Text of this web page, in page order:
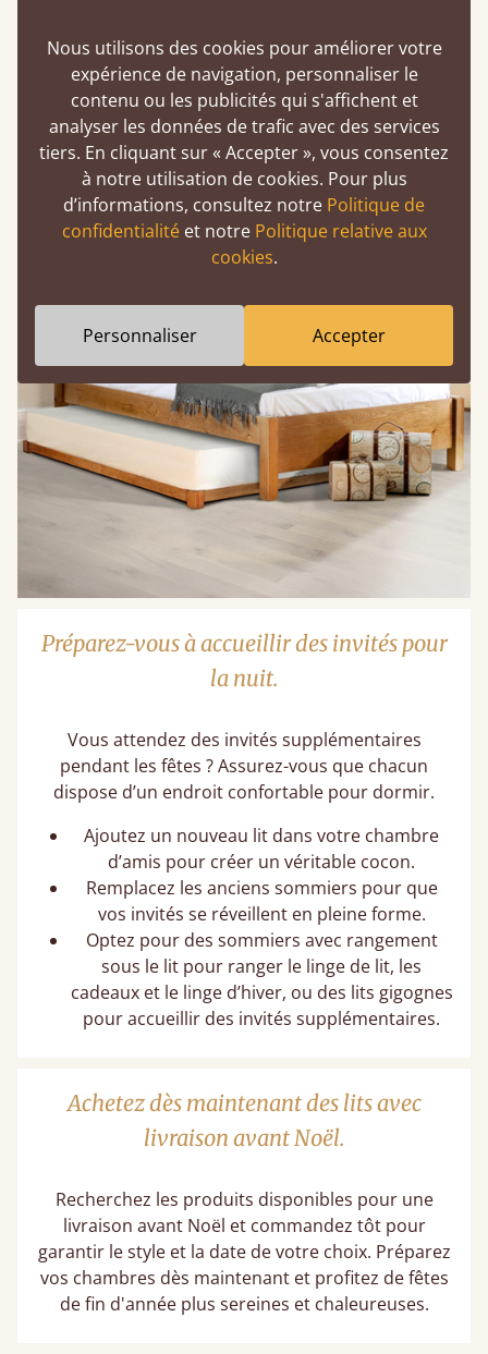
conçus pour durer bien au-delà des fêtes de
fin d'année et garantis 11 ans.
Des options idéales pour la chambre
principale, la chambre d'amis et la chambre
d'enfant.
Préparez-vous à accueillir des invités pour
la nuit.
Vous attendez des invités supplémentaires
pendant les fêtes ? Assurez-vous que chacun
dispose d’un endroit confortable pour dormir.
Ajoutez un nouveau lit dans votre chambre
d’amis pour créer un véritable cocon.
Remplacez les anciens sommiers pour que
vos invités se réveillent en pleine forme.
Optez pour des sommiers avec rangement
sous le lit pour ranger le linge de lit, les
cadeaux et le linge d’hiver, ou des lits gigognes
pour accueillir des invités supplémentaires.
Achetez dès maintenant des lits avec
livraison avant Noël.
Recherchez les produits disponibles pour une
livraison avant Noël et commandez tôt pour
garantir le style et la date de votre choix. Préparez
vos chambres dès maintenant et profitez de fêtes
de fin d'année plus sereines et chaleureuses.
Nous utilisons des cookies pour améliorer votre
expérience de navigation, personnaliser le
contenu ou les publicités qui s'affichent et
analyser les données de trafic avec des services
tiers. En cliquant sur « Accepter », vous consentez
à notre utilisation de cookies. Pour plus
d’informations, consultez notre Politique de
confidentialitéet notre Politique relative aux
cookies.
Personnaliser Accepter